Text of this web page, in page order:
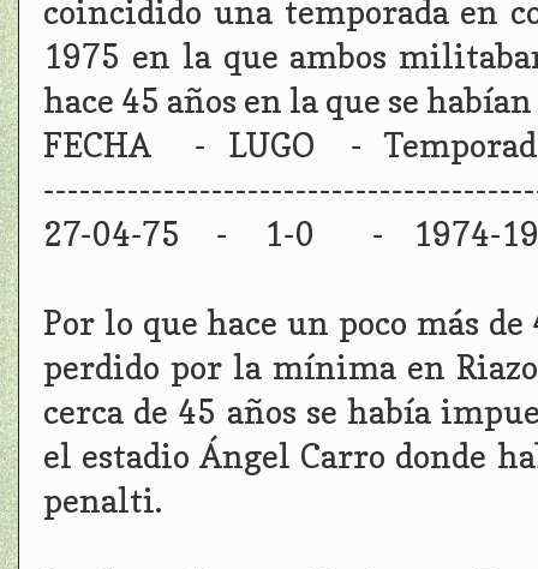
coincidido una temporada en
1975 en la que ambos
hace 45 años en la que se
FECHA - LUGO - Temporada
27-04-75 - 1-0 - 1974-
Por lo que hace un poco más
perdido por la mínima en
cerca de 45 años se había
el estadio Ángel Carro donde
penalti.